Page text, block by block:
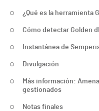
¿Qué es la herramienta
Cómo detectar Golden
Instantánea de
Divulgación
Más información:
gestionados
Notas finales